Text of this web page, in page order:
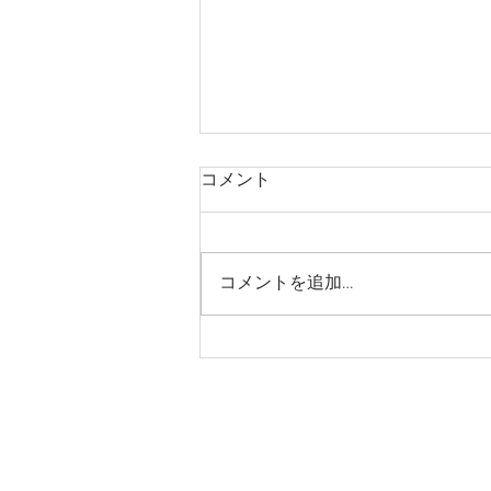
コメント
コメントを追加…